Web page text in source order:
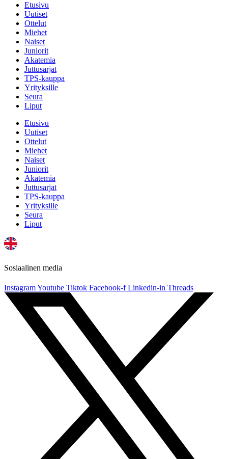
Etusivu
Uutiset
Ottelut
Miehet
Naiset
Juniorit
Akatemia
Juttusarjat
TPS-kauppa
Yrityksille
Seura
Liput
Etusivu
Uutiset
Ottelut
Miehet
Naiset
Juniorit
Akatemia
Juttusarjat
TPS-kauppa
Yrityksille
Seura
Liput
Sosiaalinen media
InstagramYoutube Tiktok Facebook-f Linkedin-in Threads